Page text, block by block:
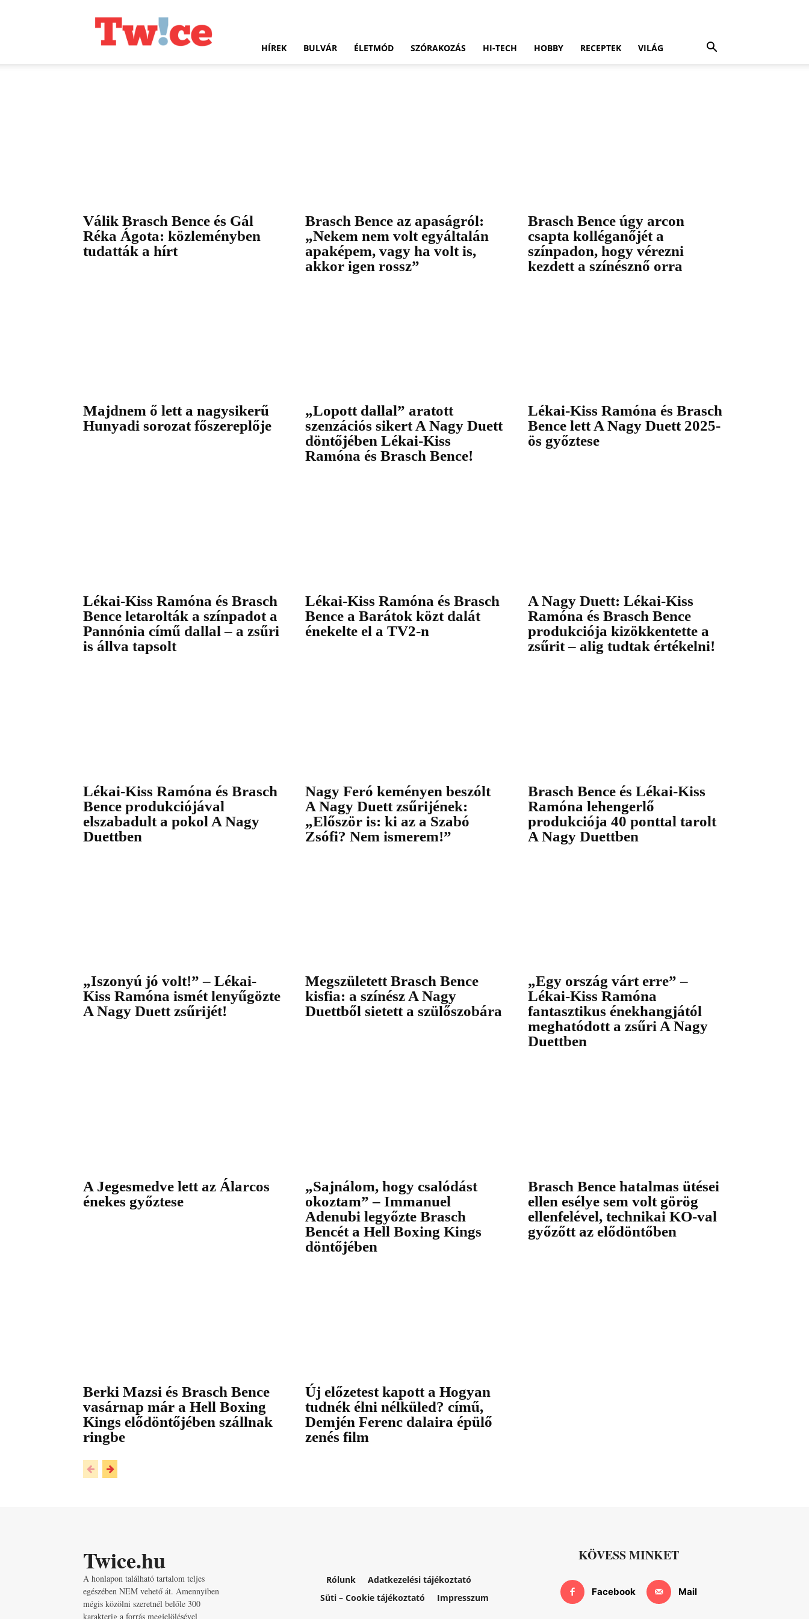
HÍREK BULVÁR ÉLETMÓD SZÓRAKOZÁS HI-TECH HOBBY RECEPTEK VILÁG
Válik Brasch Bence és Gál
Réka Ágota: közleményben
tudatták a hírt
Brasch Bence az apaságról:
„Nekem nem volt egyáltalán
apaképem, vagy ha volt is,
akkor igen rossz”
Brasch Bence úgy arcon
csapta kolléganőjét a
színpadon, hogy vérezni
kezdett a színésznő orra
Majdnem ő lett a nagysikerű
Hunyadi sorozat főszereplője
„Lopott dallal” aratott
szenzációs sikert A Nagy Duett
döntőjében Lékai-Kiss
Ramóna és Brasch Bence!
Lékai-Kiss Ramóna és Brasch
Bence lett A Nagy Duett 2025-
ös győztese
Lékai-Kiss Ramóna és Brasch
Bence letarolták a színpadot a
Pannónia című dallal – a zsűri
is állva tapsolt
Lékai-Kiss Ramóna és Brasch
Bence a Barátok közt dalát
énekelte el a TV2-n
A Nagy Duett: Lékai-Kiss
Ramóna és Brasch Bence
produkciója kizökkentette a
zsűrit – alig tudtak értékelni!
Lékai-Kiss Ramóna és Brasch
Bence produkciójával
elszabadult a pokol A Nagy
Duettben
Nagy Feró keményen beszólt
A Nagy Duett zsűrijének:
„Először is: ki az a Szabó
Zsófi? Nem ismerem!”
Brasch Bence és Lékai-Kiss
Ramóna lehengerlő
produkciója 40 ponttal tarolt
A Nagy Duettben
„Iszonyú jó volt!” – Lékai-
Kiss Ramóna ismét lenyűgözte
A Nagy Duett zsűrijét!
Megszületett Brasch Bence
kisfia: a színész A Nagy
Duettből sietett a szülőszobára
„Egy ország várt erre” –
Lékai-Kiss Ramóna
fantasztikus énekhangjától
meghatódott a zsűri A Nagy
Duettben
A Jegesmedve lett az Álarcos
énekes győztese
„Sajnálom, hogy csalódást
okoztam” – Immanuel
Adenubi legyőzte Brasch
Bencét a Hell Boxing Kings
döntőjében
Brasch Bence hatalmas ütései
ellen esélye sem volt görög
ellenfelével, technikai KO-val
győzőtt az elődöntőben
Berki Mazsi és Brasch Bence
vasárnap már a Hell Boxing
Kings elődöntőjében szállnak
ringbe
Új előzetest kapott a Hogyan
tudnék élni nélküled? című,
Demjén Ferenc dalaira épülő
zenés film
Twice.hu
A honlapon található tartalom teljes
egészében NEM vehető át. Amennyiben
mégis közölni szeretnél belőle 300
karakterig a forrás megjelölésével
Rólunk
Adatkezelési tájékoztató
Süti – Cookie tájékoztató
Impresszum
KÖVESS MINKET
Facebook Mail